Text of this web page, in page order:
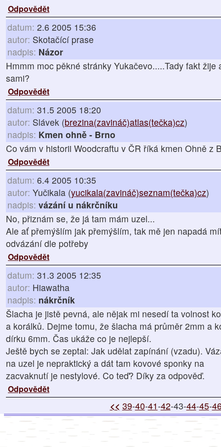
Odpovědět
datum: 2.6 2005 15:36
autor: Skotačící prase
nadpis: Názor
Hmmm moc pěkné stránky Yukačevo.....Tady fakt
sami?
Odpovědět
datum: 31.5 2005 18:20
autor: Slávek (brezina(zavináč)atlas(tečka)cz)
nadpis: Kmen ohně - Brno
Co vám v historii Woodcraftu v ČR říká kmen Ohně z
Odpovědět
datum: 6.4 2005 10:35
autor: Yučikala (yucikala(zavináč)seznam(tečka)cz)
nadpis: vázání u nákrčníku
No, přiznám se, že já tam mám uzel...
Ale ať přemýšlím jak přemýšlím, tak mě jen napadá
odvázání dle potřeby
Odpovědět
datum: 31.3 2005 12:35
autor: Hiawatha
nadpis: nákrčník
Šlacha je jistě pevná, ale nějak mi nesedí ta volnost
a korálků. Dejme tomu, že šlacha má průměr 2mm a
dírku 6mm. Čas ukáže co je nejlepší.
Ještě bych se zeptal: Jak udělat zapínání (vzadu).
na uzel je nepraktický a dát tam kovové sponky na
zacvaknutí je nestylové. Co teď? Díky za odpověď.
Odpovědět
<< 39-40-41-42-43-44-45-